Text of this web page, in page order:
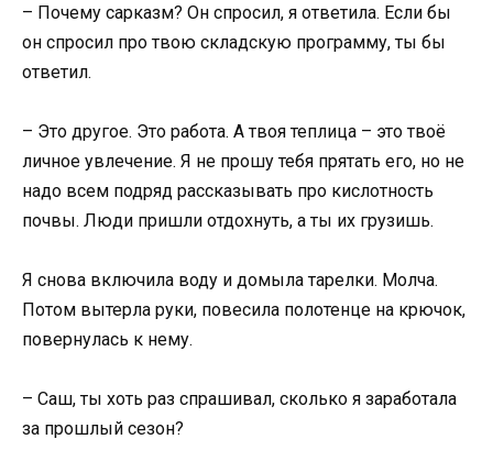
– Почему сарказм? Он спросил, я ответила. Если бы
он спросил про твою складскую программу, ты бы
ответил.
– Это другое. Это работа. А твоя теплица – это твоё
личное увлечение. Я не прошу тебя прятать его, но не
надо всем подряд рассказывать про кислотность
почвы. Люди пришли отдохнуть, а ты их грузишь.
Я снова включила воду и домыла тарелки. Молча.
Потом вытерла руки, повесила полотенце на крючок,
повернулась к нему.
– Саш, ты хоть раз спрашивал, сколько я заработала
за прошлый сезон?